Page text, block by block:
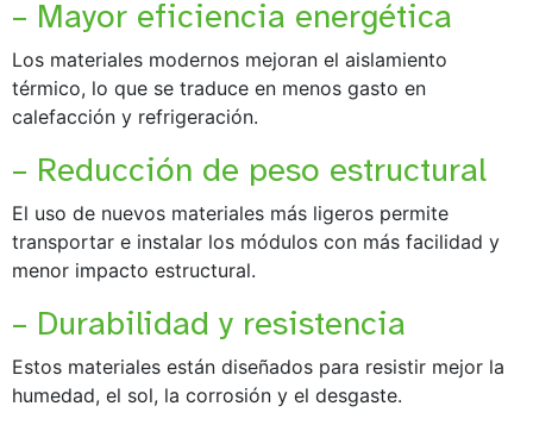
– Mayor eficiencia energética
Los materiales modernos mejoran el aislamiento
térmico, lo que se traduce en menos gasto en
calefacción y refrigeración.
– Reducción de peso estructural
El uso de nuevos materiales más ligeros permite
transportar e instalar los módulos con más facilidad y
menor impacto estructural.
– Durabilidad y resistencia
Estos materiales están diseñados para resistir mejor la
humedad, el sol, la corrosión y el desgaste.